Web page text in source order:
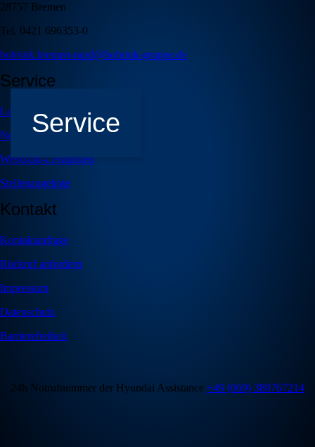
Service
28757 Bremen
Tel. 0421 696353-0
bobrink.bremen-nord@bobrink-gruppe.de
Service
Leistungen
Neuwagen
Werkstatt-Leistungen
Stellenangebote
Kontakt
Kontaktanfrage
Rückruf anfordern
Impressum
Datenschutz
Barrierefreiheit
24h Notrufnummer der Hyundai Assistance +49 (069) 380767214